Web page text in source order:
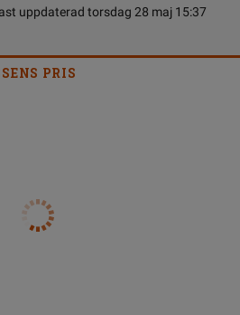
uppdaterad torsdag 28 maj 15:37
PRIS